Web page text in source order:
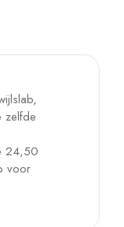
zelfde
24,50
voor